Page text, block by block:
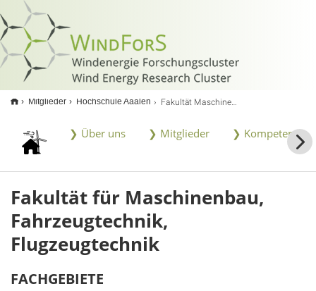
Mitglieder Hochschule Aaalen Fakultät Maschinenbau und Werkstofftechnik
❯ Über uns ❯ Mitglieder ❯ Kompetenzen
Fakultät für Maschinenbau,
Fahrzeugtechnik,
Flugzeugtechnik
FACHGEBIETE